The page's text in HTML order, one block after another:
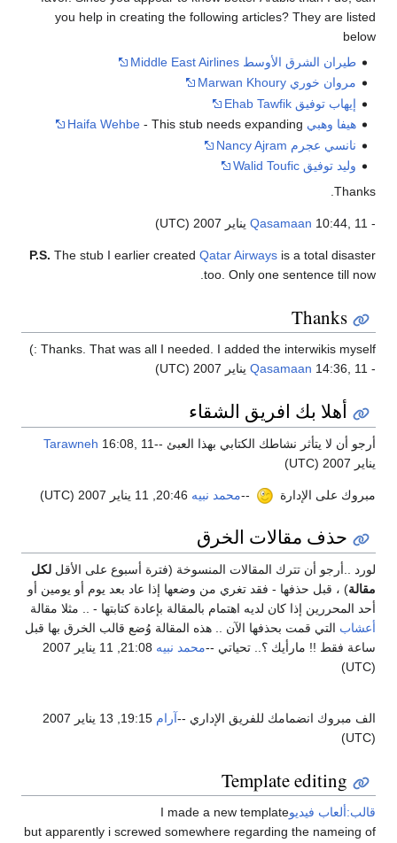
you help in creating the following articles? They are listed
below
طيران الشرق الأوسط Middle East Airlines
مروان خوري Marwan Khoury
إيهاب توفيق Ehab Tawfik
هيفا وهبي
Haifa Wehbe- This stub needs expanding
نانسي عجرم Nancy Ajram
وليد توفيق Walid Toufic
Thanks.
-
Qasamaan 10:44, 11 يناير 2007 (UTC)
P.S. The stub I earlier created Qatar Airways is a total disaster
too. Only one sentence till now.
Thanks
Thanks. That was all I needed. I added the interwikis myself :)
-
Qasamaan 14:36, 11 يناير 2007 (UTC)
أهلا بك افريق الشقاء
أرجو أن لا يتأثر نشاطك الكتابي بهذا العبئ -- Tarawneh 16:08, 11
يناير 2007 (UTC)
مبروك على الإدارة --محمد نبيه
حذف مقالات الخرق
لورد ..أرجو أن تترك المقالات المنسوخة (فترة أسبوع على الأقل لكل
مقالة) ، قبل حذفها - فقد تغري من وضعها إذا عاد بعد يوم أو يومين أو
أحد المحررين إذا كان لديه اهتمام بالمقالة بإعادة كتابتها - .. مثلا مقالة
أعشاب التي قمت بحذفها الآن .. هذه المقالة وُضع قالب الخرق بها قبل
ساعة فقط !! مارأيك ؟.. تحياتي --محمد نبيه
21:08, 11 يناير 2007
(UTC)
الف مبروك انضمامك للفريق الإداري --آرام
19:15, 13 يناير 2007
(UTC)
Template editing
قالب:ألعاب فيديوI made a new template
but apparently i screwed somewhere regarding the nameing of